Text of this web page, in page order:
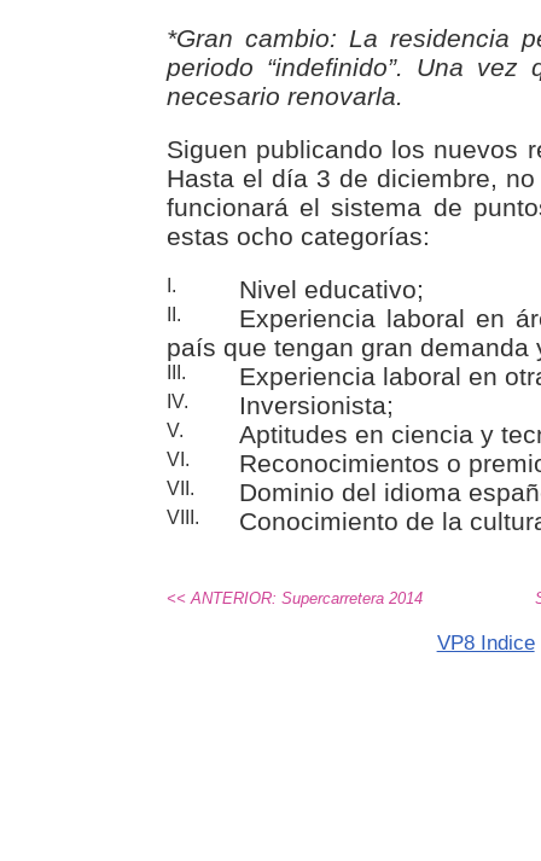
*Gran cambio: La residencia
periodo “indefinido”. Una
necesario renovarla.
Siguen publicando los nuevos
Hasta el día 3 de diciembre,
funcionará el sistema de
estas ocho categorías:
I. Nivel educativo;
II.
Experiencia laboral en
país que tengan gran demanda
III. Experiencia laboral en
IV. Inversionista;
V. Aptitudes en ciencia y
VI. Reconocimientos o
VII. Dominio del idioma
VIII. Conocimiento de la
<< ANTERIOR: Supercarretera 2014
VP8 Indice